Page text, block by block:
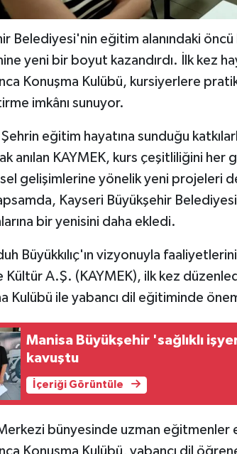
Belediyesi'nin eğitim alanındaki öncü
yeni bir boyut kazandırdı. İlk kez
Konuşma Kulübü, kursiyerlere
imkânı sunuyor.
Şehrin eğitim hayatına sunduğu
anılan KAYMEK, kurs çeşitliliğini her
gelişimlerine yönelik yeni projeleri
Kayseri Büyükşehir
bir yenisini daha ekledi.
Büyükkılıç'ın vizyonuyla
Kültür A.Ş. (KAYMEK), ilk kez
Kulübü ile yabancı dil eğitiminde
Manisa Büyükşehir 'sağlıklı
kavuştu
İçeriği Görüntüle
bünyesinde uzman eğitmenler
Konuşma Kulübü, yabancı dil